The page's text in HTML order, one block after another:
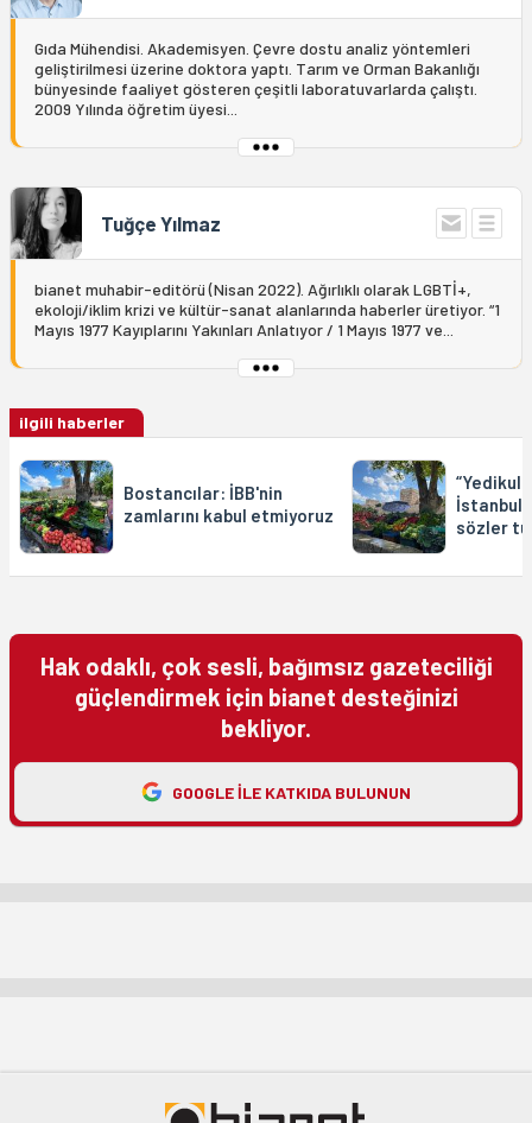
Gıda Mühendisi. Akademisyen. Çevre dostu analiz yöntemleri
geliştirilmesi üzerine doktora yaptı. Tarım ve Orman Bakanlığı
bünyesinde faaliyet gösteren çeşitli laboratuvarlarda çalıştı.
2009 Yılında öğretim üyesi...
Tuğçe Yılmaz
bianet muhabir-editörü (Nisan 2022). Ağırlıklı olarak LGBTİ+,
ekoloji/iklim krizi ve kültür-sanat alanlarında haberler üretiyor. “1
Mayıs 1977 Kayıplarını Yakınları Anlatıyor / 1 Mayıs 1977 ve...
ilgili haberler
Bostancılar: İBB'nin
zamlarını kabul etmiyoruz
sözler
Hak odaklı, çok sesli, bağımsız gazeteciliği
güçlendirmek için bianet desteğinizi
bekliyor.
GOOGLE ILE KATKIDA BULUNUN